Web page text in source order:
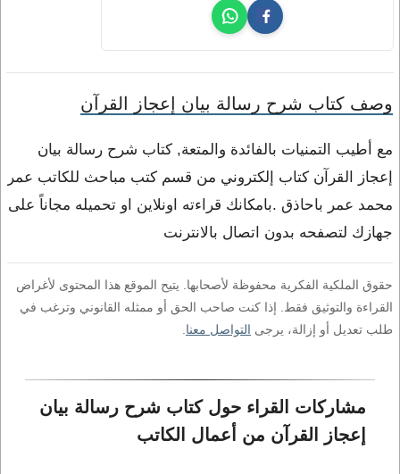
وصف كتاب شرح رسالة بيان إعجاز القرآن
مع أطيب التمنيات بالفائدة والمتعة, كتاب شرح رسالة بيان
إعجاز القرآن كتاب إلكتروني من قسم كتب مباحث للكاتب عمر
محمد عمر باحاذق .بامكانك قراءته اونلاين او تحميله مجاناً على
جهازك لتصفحه بدون اتصال بالانترنت
حقوق الملكية الفكرية محفوظة لأصحابها. يتيح الموقع هذا المحتوى لأغراض
القراءة والتوثيق فقط. إذا كنت صاحب الحق أو ممثله القانوني وترغب في
طلب تعديل أو إزالة، يرجى التواصل معنا
مشاركات القراء حول كتاب شرح رسالة بيان
إعجاز القرآن من أعمال الكاتب